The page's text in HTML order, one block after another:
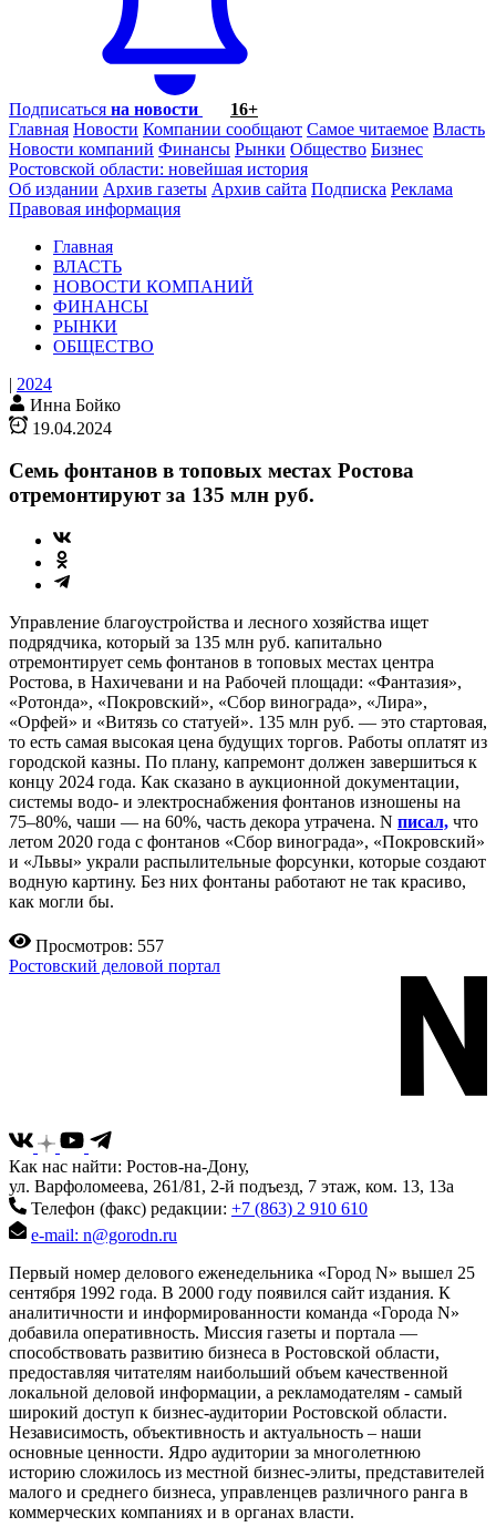
Подписаться на новости
16+
Главная Новости Компании сообщают Самое читаемое Власть
Новости компаний Финансы Рынки Общество Бизнес
Ростовской области: новейшая история
Об издании Архив газеты Архив сайта Подписка Реклама
Правовая информация
Главная
ВЛАСТЬ
НОВОСТИ КОМПАНИЙ
ФИНАНСЫ
РЫНКИ
ОБЩЕСТВО
| 2024
Инна Бойко
19.04.2024
Семь фонтанов в топовых местах Ростова
отремонтируют за 135 млн руб.
Управление благоустройства и лесного хозяйства ищет
подрядчика, который за 135 млн руб. капитально
отремонтирует семь фонтанов в топовых местах центра
Ростова, в Нахичевани и на Рабочей площади: «Фантазия»,
«Ротонда», «Покровский», «Сбор винограда», «Лира»,
«Орфей» и «Витязь со статуей». 135 млн руб. — это стартовая,
то есть самая высокая цена будущих торгов. Работы оплатят из
городской казны. По плану, капремонт должен завершиться к
концу 2024 года. Как сказано в аукционной документации,
системы водо- и электроснабжения фонтанов изношены на
75–80%, чаши — на 60%, часть декора утрачена. N писал, что
летом 2020 года с фонтанов «Сбор винограда», «Покровский»
и «Львы» украли распылительные форсунки, которые создают
водную картину. Без них фонтаны работают не так красиво,
как могли бы.
Просмотров: 557
Ростовский деловой портал
Как нас найти: Ростов-на-Дону,
ул. Варфоломеева, 261/81, 2-й подъезд, 7 этаж, ком. 13, 13а
Телефон (факс) редакции: +7 (863) 2 910 610
e-mail: n@gorodn.ru
Первый номер делового еженедельника «Город N» вышел 25
сентября 1992 года. В 2000 году появился сайт издания. К
аналитичности и информированности команда «Города N»
добавила оперативность. Миссия газеты и портала —
способствовать развитию бизнеса в Ростовской области,
предоставляя читателям наибольший объем качественной
локальной деловой информации, а рекламодателям - самый
широкий доступ к бизнес-аудитории Ростовской области.
Независимость, объективность и актуальность – наши
основные ценности. Ядро аудитории за многолетнюю
историю сложилось из местной бизнес-элиты, представителей
малого и среднего бизнеса, управленцев различного ранга в
коммерческих компаниях и в органах власти.